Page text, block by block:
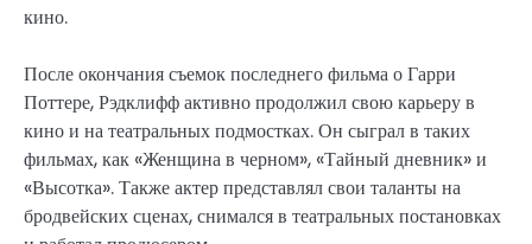
кино.
После окончания съемок последнего фильма о Гарри
Поттере, Рэдклифф активно продолжил свою карьеру в
кино и на театральных подмостках. Он сыграл в таких
фильмах, как «Женщина в черном», «Тайный дневник» и
«Высотка». Также актер представлял свои таланты на
бродвейских сценах, снимался в театральных постановках